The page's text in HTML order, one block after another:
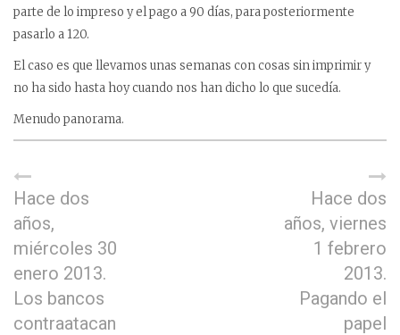
parte de lo impreso y el pago a 90 días, para posteriormente
pasarlo a 120.
El caso es que llevamos unas semanas con cosas sin imprimir y
no ha sido hasta hoy cuando nos han dicho lo que sucedía.
Menudo panorama.
Hace dos
años,
miércoles 30
enero 2013.
Los bancos
contraatacan
Hace dos
años, viernes
1 febrero
2013.
Pagando el
papel